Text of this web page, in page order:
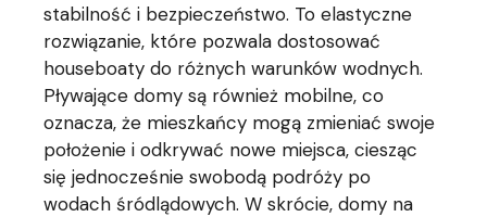
stabilność i bezpieczeństwo. To elastyczne
rozwiązanie, które pozwala dostosować
houseboaty do różnych warunków wodnych.
Pływające domy są również mobilne, co
oznacza, że ​​mieszkańcy mogą zmieniać swoje
położenie i odkrywać nowe miejsca, ciesząc
się jednocześnie swobodą podróży po
wodach śródlądowych. W skrócie, domy na